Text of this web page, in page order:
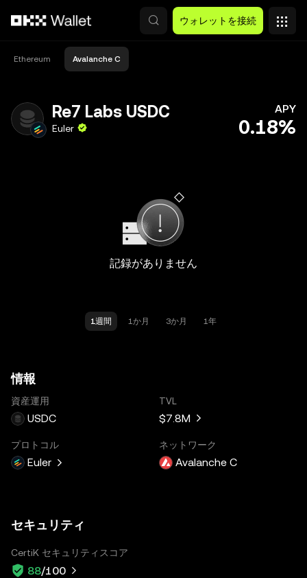
ウォレットを接続
Ethereum Avalanche C
Re7 Labs USDC
Euler
APY
0.18%
記録がありません
1週間 1か月 3か月 1年
情報
資産運用
USDC
TVL
$7.8M
プロトコル
Euler
ネットワーク
Avalanche C
セキュリティ
CertiK セキュリティスコア
88/100